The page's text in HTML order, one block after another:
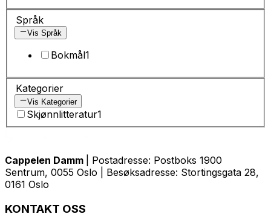
Språk
Vis Språk
Bokmål1
Kategorier
Vis Kategorier
Skjønnlitteratur1
Cappelen Damm
| Postadresse: Postboks 1900
Sentrum, 0055 Oslo | Besøksadresse: Stortingsgata 28,
0161 Oslo
KONTAKT OSS